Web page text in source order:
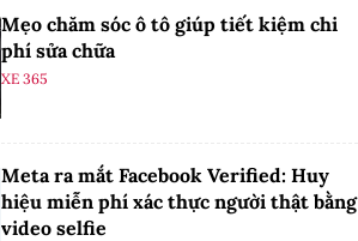
Mẹo chăm sóc ô tô giúp tiết kiệm chi
phí sửa chữa
XE 365
Meta ra mắt Facebook Verified: Huy
hiệu miễn phí xác thực người thật bằng
video selfie